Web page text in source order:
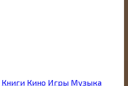
Книги Кино Игры Музыка